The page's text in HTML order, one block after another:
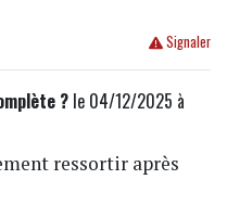
Signaler
?le 04/12/2025 à
ressortir après